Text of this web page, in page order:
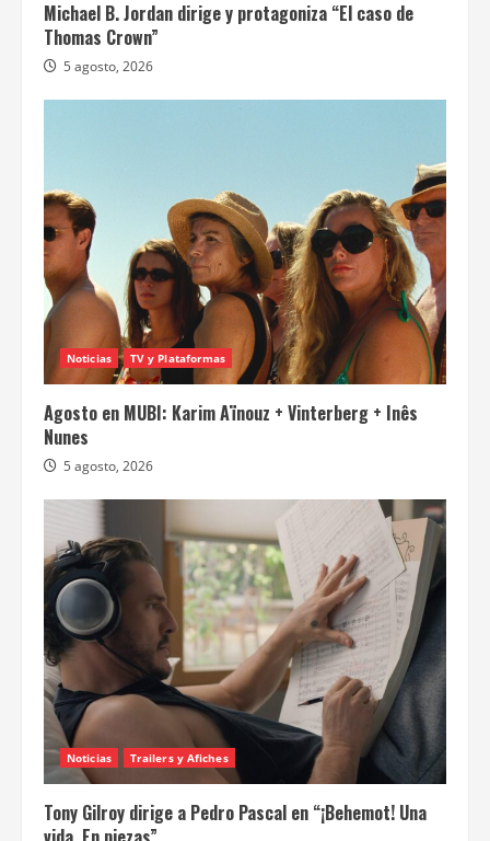
Michael B. Jordan dirige y protagoniza “El caso de
Thomas Crown”
5 agosto, 2026
Noticias TV y Plataformas
Agosto en MUBI: Karim Aïnouz + Vinterberg + Inês
Nunes
5 agosto, 2026
Noticias Trailers y Afiches
Tony Gilroy dirige a Pedro Pascal en “¡Behemot! Una